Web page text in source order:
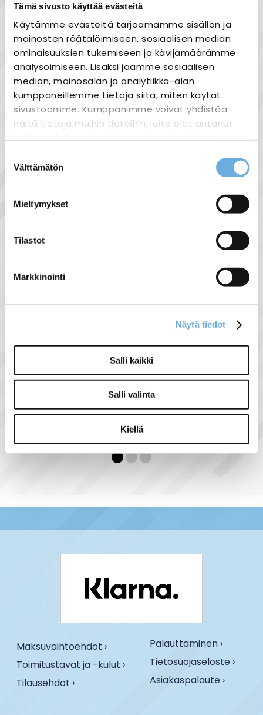
Tämä sivusto käyttää evästeitä
Käytämme evästeitä tarjoamamme sisällön ja
mainosten räätälöimiseen, sosiaalisen median
ominaisuuksien tukemiseen ja kävijämäärämme
analysoimiseen. Lisäksi jaamme sosiaalisen
median, mainosalan ja analytiikka-alan
kumppaneillemme tietoja siitä, miten käytät
sivustoamme. Kumppanimme voivat yhdistää
näitä tietoja muihin tietoihin, joita olet antanut
heille tai joita on kerätty, kun olet käyttänyt
valinta
Välttämätön
Mieltymykset
Tilastot
Markkinointi
Näytä tiedot
Salli kaikki
Salli valinta
Kiellä
Tuotekuvaus
Siemens A5E03369864
Siemens G120C FSA screening kit
Näytä lisää tuotteita
Siemens simatic
power module
35,15 €
Maksuvaihtoehdot ›
Toimitustavat ja -kulut ›
Tilausehdot ›
Palauttaminen ›
Tietosuojaseloste ›
Asiakaspalaute ›